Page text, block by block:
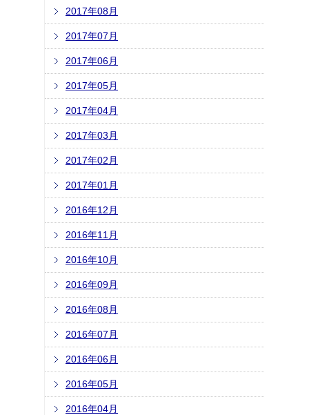
2017年08月
2017年07月
2017年06月
2017年05月
2017年04月
2017年03月
2017年02月
2017年01月
2016年12月
2016年11月
2016年10月
2016年09月
2016年08月
2016年07月
2016年06月
2016年05月
2016年04月